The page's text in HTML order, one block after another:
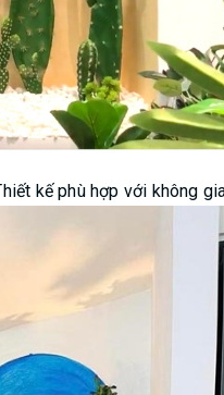
kế phù hợp với không